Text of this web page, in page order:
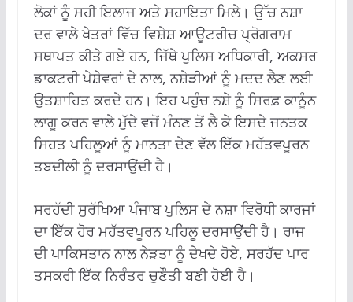
ਲੋਕਾਂ ਨੂੰ ਸਹੀ ਇਲਾਜ ਅਤੇ ਸਹਾਇਤਾ ਮਿਲੇ। ਉੱਚ ਨਸ਼ਾ
ਦਰ ਵਾਲੇ ਖੇਤਰਾਂ ਵਿੱਚ ਵਿਸ਼ੇਸ਼ ਆਊਟਰੀਚ ਪ੍ਰੋਗਰਾਮ
ਸਥਾਪਤ ਕੀਤੇ ਗਏ ਹਨ, ਜਿੱਥੇ ਪੁਲਿਸ ਅਧਿਕਾਰੀ, ਅਕਸਰ
ਡਾਕਟਰੀ ਪੇਸ਼ੇਵਰਾਂ ਦੇ ਨਾਲ, ਨਸ਼ੇੜੀਆਂ ਨੂੰ ਮਦਦ ਲੈਣ ਲਈ
ਉਤਸ਼ਾਹਿਤ ਕਰਦੇ ਹਨ। ਇਹ ਪਹੁੰਚ ਨਸ਼ੇ ਨੂੰ ਸਿਰਫ਼ ਕਾਨੂੰਨ
ਲਾਗੂ ਕਰਨ ਵਾਲੇ ਮੁੱਦੇ ਵਜੋਂ ਮੰਨਣ ਤੋਂ ਲੈ ਕੇ ਇਸਦੇ ਜਨਤਕ
ਸਿਹਤ ਪਹਿਲੂਆਂ ਨੂੰ ਮਾਨਤਾ ਦੇਣ ਵੱਲ ਇੱਕ ਮਹੱਤਵਪੂਰਨ
ਤਬਦੀਲੀ ਨੂੰ ਦਰਸਾਉਂਦੀ ਹੈ।
ਸਰਹੱਦੀ ਸੁਰੱਖਿਆ ਪੰਜਾਬ ਪੁਲਿਸ ਦੇ ਨਸ਼ਾ ਵਿਰੋਧੀ ਕਾਰਜਾਂ
ਦਾ ਇੱਕ ਹੋਰ ਮਹੱਤਵਪੂਰਨ ਪਹਿਲੂ ਦਰਸਾਉਂਦੀ ਹੈ। ਰਾਜ
ਦੀ ਪਾਕਿਸਤਾਨ ਨਾਲ ਨੇੜਤਾ ਨੂੰ ਦੇਖਦੇ ਹੋਏ, ਸਰਹੱਦ ਪਾਰ
ਤਸਕਰੀ ਇੱਕ ਨਿਰੰਤਰ ਚੁਣੌਤੀ ਬਣੀ ਹੋਈ ਹੈ।